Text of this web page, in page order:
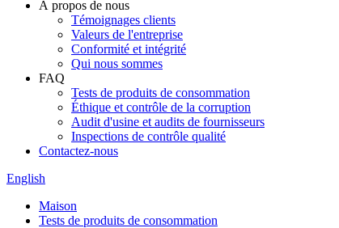
À propos de nous
Témoignages clients
Valeurs de l'entreprise
Conformité et intégrité
Qui nous sommes
FAQ
Tests de produits de consommation
Éthique et contrôle de la corruption
Audit d'usine et audits de fournisseurs
Inspections de contrôle qualité
Contactez-nous
English
Maison
Tests de produits de consommation